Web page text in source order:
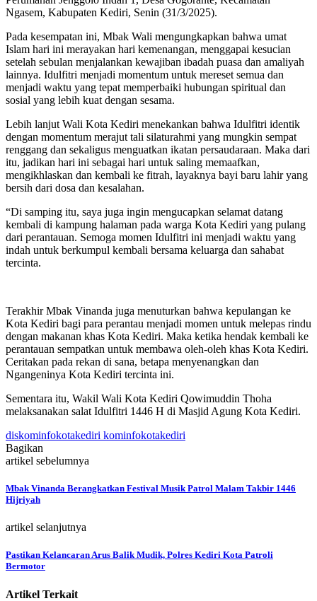
Ngasem, Kabupaten Kediri, Senin (31/3/2025).
Pada kesempatan ini, Mbak Wali mengungkapkan bahwa umat
Islam hari ini merayakan hari kemenangan, menggapai kesucian
setelah sebulan menjalankan kewajiban ibadah puasa dan amaliyah
lainnya. Idulfitri menjadi momentum untuk mereset semua dan
menjadi waktu yang tepat memperbaiki hubungan spiritual dan
sosial yang lebih kuat dengan sesama.
Lebih lanjut Wali Kota Kediri menekankan bahwa Idulfitri identik
dengan momentum merajut tali silaturahmi yang mungkin sempat
renggang dan sekaligus menguatkan ikatan persaudaraan. Maka dari
itu, jadikan hari ini sebagai hari untuk saling memaafkan,
mengikhlaskan dan kembali ke fitrah, layaknya bayi baru lahir yang
bersih dari dosa dan kesalahan.
“Di samping itu, saya juga ingin mengucapkan selamat datang
kembali di kampung halaman pada warga Kota Kediri yang pulang
dari perantauan. Semoga momen Idulfitri ini menjadi waktu yang
indah untuk berkumpul kembali bersama keluarga dan sahabat
tercinta.
Terakhir Mbak Vinanda juga menuturkan bahwa kepulangan ke
Kota Kediri bagi para perantau menjadi momen untuk melepas rindu
dengan makanan khas Kota Kediri. Maka ketika hendak kembali ke
perantauan sempatkan untuk membawa oleh-oleh khas Kota Kediri.
Ceritakan pada rekan di sana, betapa menyenangkan dan
Ngangeninya Kota Kediri tercinta ini.
Sementara itu, Wakil Wali Kota Kediri Qowimuddin Thoha
melaksanakan salat Idulfitri 1446 H di Masjid Agung Kota Kediri.
diskominfokotakediri kominfokotakediri
Bagikan
artikel sebelumnya
Mbak Vinanda Berangkatkan Festival Musik Patrol Malam Takbir 1446
Hijriyah
artikel selanjutnya
Pastikan Kelancaran Arus Balik Mudik, Polres Kediri Kota Patroli
Bermotor
Artikel Terkait